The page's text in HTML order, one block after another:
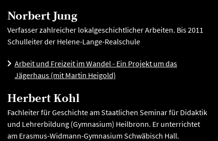
Norbert Jung
Verfasser zahlreicher lokalgeschichtlicher Arbeiten. Bis 2011
Schulleiter der Helene-Lange-Realschule
Arbeit und Freizeit im Wandel - Ein Projekt um das
Jägerhaus (mit Martin Heigold)
Herbert Kohl
Fachleiter für Geschichte am Staatlichen Seminar für Didaktik
und Lehrerbildung (Gymnasium) Heilbronn. Er unterrichtet
am Erasmus-Widmann-Gymnasium Schwäbisch Hall.